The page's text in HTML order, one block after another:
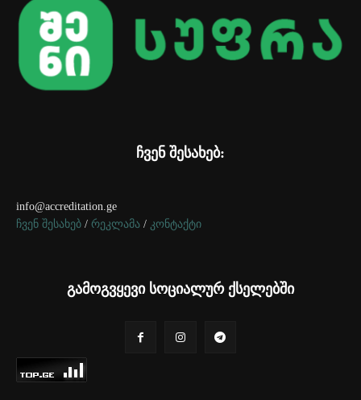
ჩვენ შესახებ:
info@accreditation.ge
ჩვენ შესახებ / რეკლამა / კონტაქტი
გამოგვყევი სოციალურ ქსელებში